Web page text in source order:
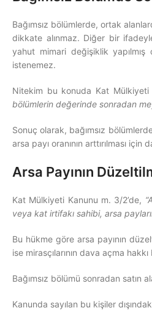
Bağımsız bölümlerde, ortak
dikkate alınmaz. Diğer bir
yahut mimari değişiklik yapılmış
istenemez.
Nitekim bu konuda Kat Mülkiyeti
bölümlerin değerinde sonradan
Sonuç olarak, bağımsız
arsa payı oranının arttırılması için
Arsa Payının
Kat Mülkiyeti Kanunu m. 3/2’de,
veya kat irtifakı sahibi, arsa
Bu hükme göre arsa payının
ise mirasçılarının dava açma
Bağımsız bölümü sonradan satın
Kanunda sayılan bu kişiler